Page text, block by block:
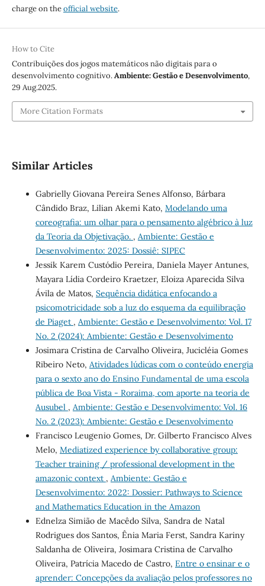
charge on theofficial website.
How to Cite
Contribuições dos jogos matemáticos não digitais para o
desenvolvimento cognitivo.Ambiente: Gestão e Desenvolvimento,
29 Aug.2025.
More Citation Formats
Similar Articles
Gabrielly Giovana Pereira Senes Alfonso, Bárbara
Cândido Braz, Lilian Akemi Kato, Modelando uma
coreografia: um olhar para o pensamento algébrico à luz
da Teoria da Objetivação. , Ambiente: Gestão e
Desenvolvimento: 2025: Dossiê: SIPEC
Jessik Karem Custódio Pereira, Daniela Mayer Antunes,
Mayara Lídia Cordeiro Kraetzer, Eloiza Aparecida Silva
Ávila de Matos, Sequência didática enfocando a
psicomotricidade sob a luz do esquema da equilibração
de Piaget , Ambiente: Gestão e Desenvolvimento: Vol. 17
No. 2 (2024): Ambiente: Gestão e Desenvolvimento
Josimara Cristina de Carvalho Oliveira, Jucicléia Gomes
Ribeiro Neto, Atividades lúdicas com o conteúdo energia
para o sexto ano do Ensino Fundamental de uma escola
pública de Boa Vista - Roraima, com aporte na teoria de
Ausubel , Ambiente: Gestão e Desenvolvimento: Vol. 16
No. 2 (2023): Ambiente: Gestão e Desenvolvimento
Francisco Leugenio Gomes, Dr. Gilberto Francisco Alves
Melo, Mediatized experience by collaborative group:
Teacher training / professional development in the
amazonic context , Ambiente: Gestão e
Desenvolvimento: 2022: Dossier: Pathways to Science
and Mathematics Education in the Amazon
Ednelza Simião de Macêdo Silva, Sandra de Natal
Rodrigues dos Santos, Ênia Maria Ferst, Sandra Kariny
Saldanha de Oliveira, Josimara Cristina de Carvalho
Oliveira, Patrícia Macedo de Castro, Entre o ensinar e o
aprender: Concepções da avaliação pelos professores no